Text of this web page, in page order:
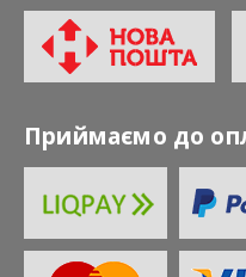
Приймаємо до